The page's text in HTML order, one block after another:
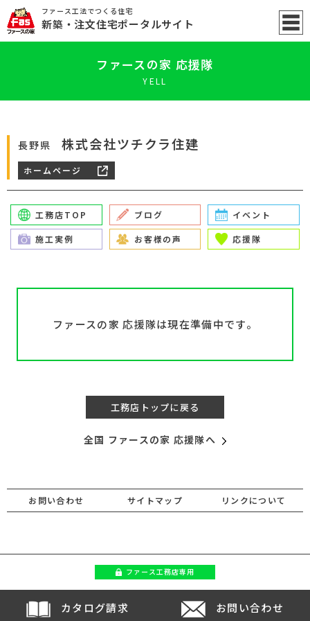
ファース工法でつくる住宅
新築 ・注文住宅ポータルサイト
ファースの家 応援隊
YELL
長野県 株式会社ツチクラ住建
ホームページ
工務店TOP ブログ イベント
施工実例 お客様の声 応援隊
ファースの家 応援隊は現在準備中です。
工務店トップに戻る
全国 ファースの家 応援隊へ
お問い合わせ サイトマップ リンクについて
ファース工務店専用
カタログ請求 お問い合わせ